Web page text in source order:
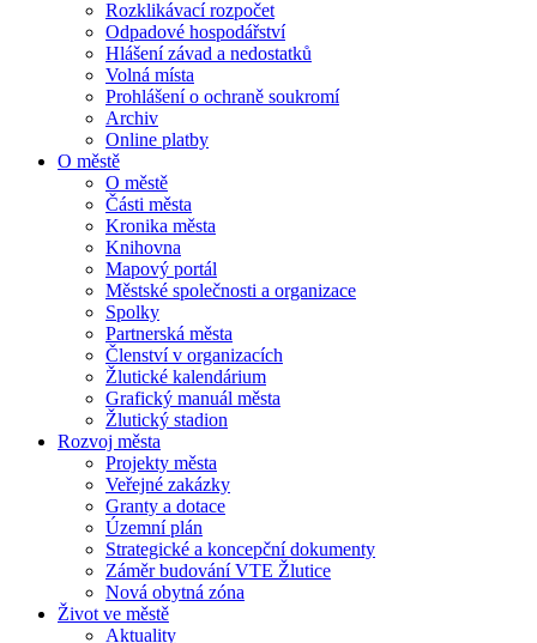
Rozklikávací rozpočet
Odpadové hospodářství
Hlášení závad a nedostatků
Volná místa
Prohlášení o ochraně soukromí
Archiv
Online platby
O městě
O městě
Části města
Kronika města
Knihovna
Mapový portál
Městské společnosti a organizace
Spolky
Partnerská města
Členství v organizacích
Žlutické kalendárium
Grafický manuál města
Žlutický stadion
Rozvoj města
Projekty města
Veřejné zakázky
Granty a dotace
Územní plán
Strategické a koncepční dokumenty
Záměr budování VTE Žlutice
Nová obytná zóna
Život ve městě
Aktuality